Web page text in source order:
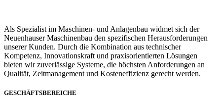
Als Spezialist im Maschinen- und Anlagenbau widmet sich der
Neuenhauser Maschinenbau den spezifischen Herausforderungen
unserer Kunden. Durch die Kombination aus technischer
Kompetenz, Innovationskraft und praxisorientierten Lösungen
bieten wir zuverlässige Systeme, die höchsten Anforderungen an
Qualität, Zeitmanagement und Kosteneffizienz gerecht werden.
GESCHÄFTSBEREICHE